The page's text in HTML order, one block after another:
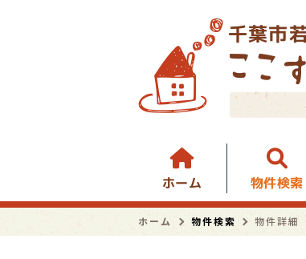
千葉市
ホーム 物件検索
ホーム 物件検索 物件詳細